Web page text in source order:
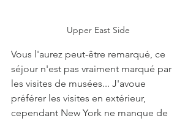
Upper East Side
Vous l'aurez peut-être remarqué, ce
séjour n'est pas vraiment marqué par
les visites de musées... J'avoue
préférer les visites en extérieur,
cependant New York ne manque de